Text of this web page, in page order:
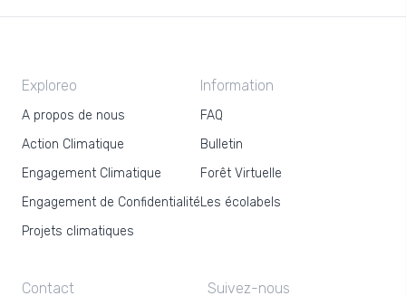
Exploreo
A propos de nous
Action Climatique
Engagement Climatique
Engagement de Confidentialité
Projets climatiques
Information
FAQ
Bulletin
Forêt Virtuelle
Les écolabels
Contact Suivez-nous